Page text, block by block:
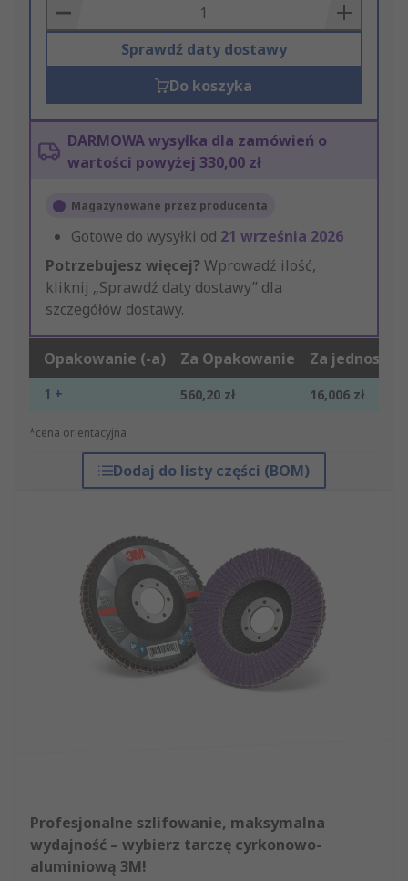
Basket
Sprawdź daty dostawy
Do koszyka
DARMOWA wysyłka dla zamówień o
wartości powyżej 330,00 zł
Magazynowane przez producenta
Gotowe do wysyłki od 21 września 2026
Potrzebujesz więcej? Wprowadź ilość,
kliknij „Sprawdź daty dostawy” dla
szczegółów dostawy.
Opakowanie (-a) Za Opakowanie Za
1 + 560,20 zł 16,006 zł
*cena orientacyjna
Dodaj do listy części (BOM)
Profesjonalne szlifowanie, maksymalna
wydajność – wybierz tarczę cyrkonowo-
aluminiową 3M!